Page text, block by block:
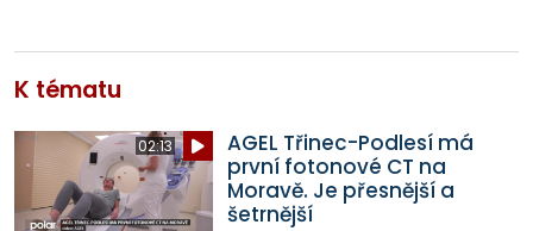
K tématu
02:13
AGEL Třinec-Podlesí má
první fotonové CT na
Moravě. Je přesnější a
šetrnější